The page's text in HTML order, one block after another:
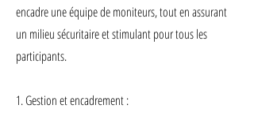
encadre une équipe de moniteurs, tout en assurant
un milieu sécuritaire et stimulant pour tous les
participants.
1. Gestion et encadrement :